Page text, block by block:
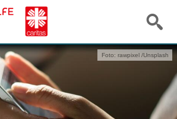
Foto: rawpixel /Unsplash